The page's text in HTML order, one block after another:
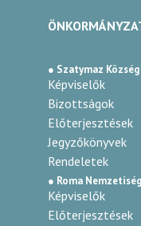
● Szatymaz
Képviselők
Bizottságok
Előterjesztések
Jegyzőkönyvek
Rendeletek
● Roma
Képviselők
Előterjesztések